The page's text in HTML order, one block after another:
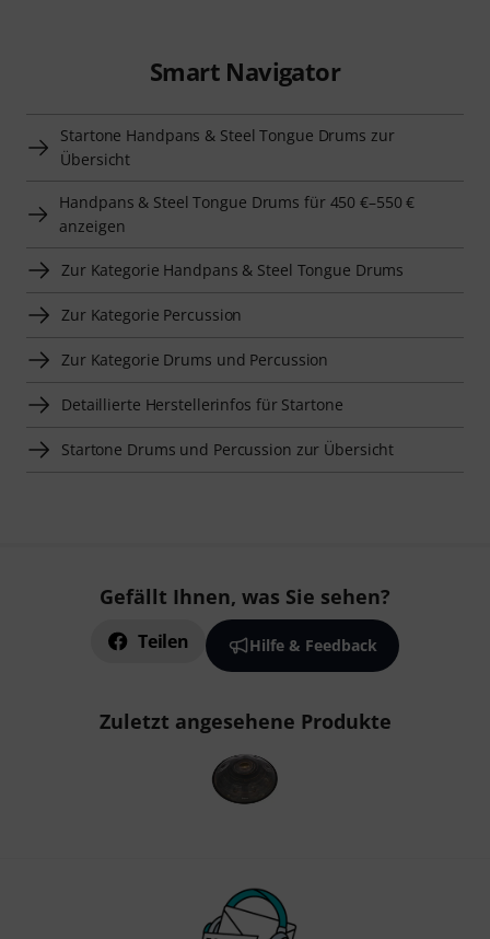
Smart Navigator
Startone Handpans & Steel Tongue Drums zur
Übersicht
Handpans & Steel Tongue Drums für 450 €–550 €
anzeigen
Zur Kategorie Handpans & Steel Tongue Drums
Zur Kategorie Percussion
Zur Kategorie Drums und Percussion
Detaillierte Herstellerinfos für Startone
Startone Drums und Percussion zur Übersicht
Gefällt Ihnen, was Sie sehen?
Teilen Hilfe & Feedback
Zuletzt angesehene Produkte